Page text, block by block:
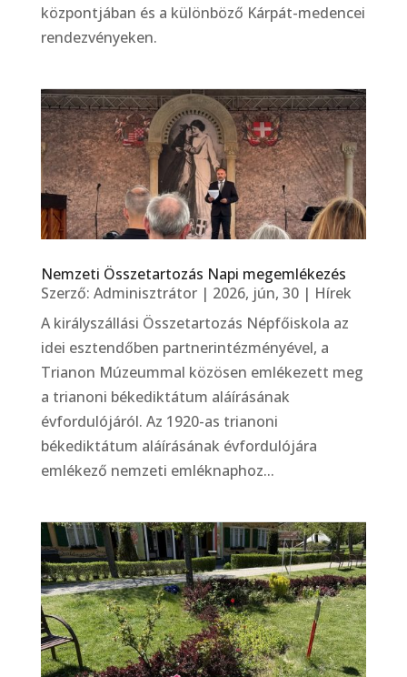
központjában és a különböző Kárpát-medencei
rendezvényeken.
Nemzeti Összetartozás Napi megemlékezés
Szerző: Adminisztrátor| 2026, jún, 30| Hírek
A királyszállási Összetartozás Népfőiskola az
idei esztendőben partnerintézményével, a
Trianon Múzeummal közösen emlékezett meg
a trianoni békediktátum aláírásának
évfordulójáról. Az 1920-as trianoni
békediktátum aláírásának évfordulójára
emlékező nemzeti emléknaphoz...